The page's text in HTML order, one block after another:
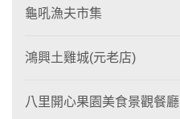
龜吼漁夫市集
鴻興土雞城(元老店)
八里開心果園美食景觀餐廳